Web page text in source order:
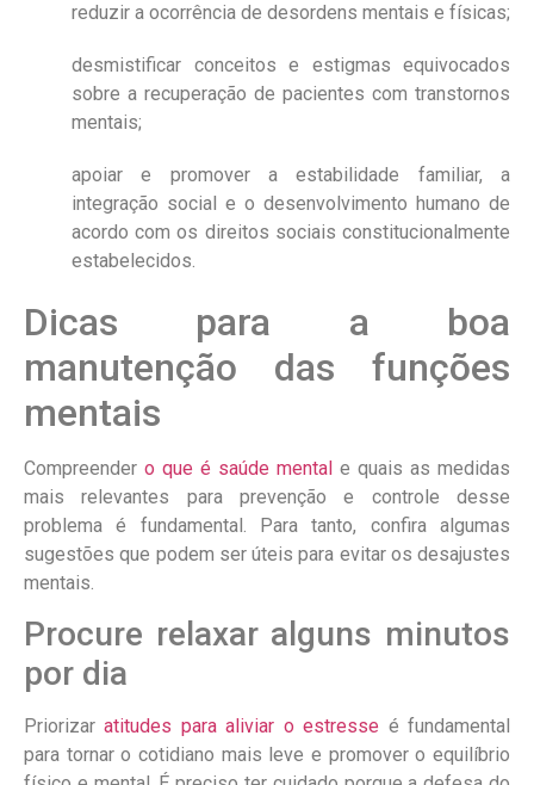
reduzir a ocorrência de desordens mentais e físicas;
desmistificar conceitos e estigmas equivocados
sobre a recuperação de pacientes com transtornos
mentais;
apoiar e promover a estabilidade familiar, a
integração social e o desenvolvimento humano de
acordo com os direitos sociais constitucionalmente
estabelecidos.
Dicas para a boa
manutenção das funções
mentais
Compreender o que é saúde mental e quais as medidas
mais relevantes para prevenção e controle desse
problema é fundamental. Para tanto, confira algumas
sugestões que podem ser úteis para evitar os desajustes
mentais.
Procure relaxar alguns minutos
por dia
Priorizaratitudes para aliviar o estresse é fundamental
para tornar o cotidiano mais leve e promover o equilíbrio